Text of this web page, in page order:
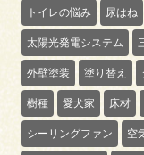
トイレの悩み 尿はね
太陽光発電システム
外壁塗装 塗り替え
樹種 愛犬家 床材
シーリングファン 空